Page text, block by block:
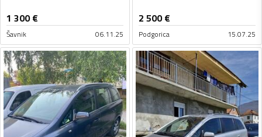
1 300€
Šavnik 06.11.25
2 500€
Podgorica 15.07.25